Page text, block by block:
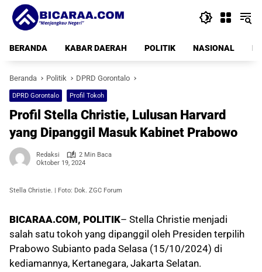
Langsung
konten
BERANDA
KABAR DAERAH POLITIK NASIONAL
Beranda Politik DPRD Gorontalo
DPRD Gorontalo Profil Tokoh
Profil Stella Christie, Lulusan Harvard
yang Dipanggil Masuk Kabinet Prabowo
Redaksi
2 Min Baca
Oktober 19, 2024
Stella Christie. | Foto: Dok. ZGC Forum
BICARAA.COM, POLITIK– Stella Christie menjadi
salah satu tokoh yang dipanggil oleh Presiden terpilih
Prabowo Subianto pada Selasa (15/10/2024) di
kediamannya, Kertanegara, Jakarta Selatan.